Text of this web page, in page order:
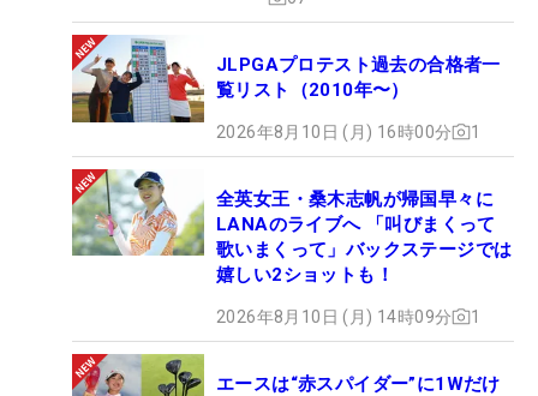
JLPGAプロテスト過去の合格者一
覧リスト（2010年〜）
2026年8月10日 (月) 16時00分 1
全英女王・桑木志帆が帰国早々に
LANAのライブへ 「叫びまくって
歌いまくって」バックステージでは
嬉しい2ショットも！
2026年8月10日 (月) 14時09分 1
エースは“赤スパイダー”に1Wだけ